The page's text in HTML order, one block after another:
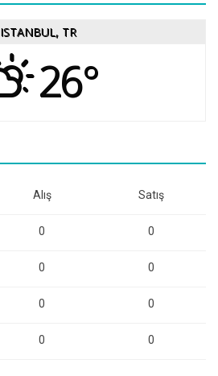
ISTANBUL, TR
26°
Alış Satış
0 0
0 0
0 0
0 0